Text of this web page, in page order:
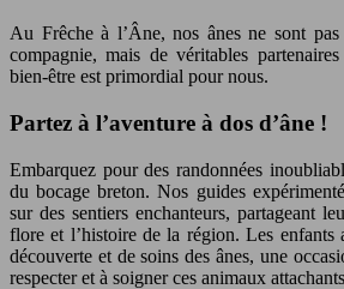
Au Frêche à l’Âne, nos ânes ne sont
compagnie, mais de véritables
bien-être est primordial pour nous.
Partez à l’aventure à dos d’âne !
Embarquez pour des randonnées
du bocage breton. Nos guides
sur des sentiers enchanteurs, partageant
flore et l’histoire de la région. Les enfants
découverte et de soins des ânes, une
respecter et à soigner ces animaux